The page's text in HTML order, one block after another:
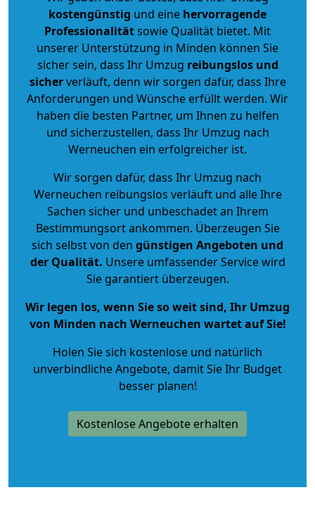
kostengünstig und eine hervorragende
Professionalitätsowie Qualität bietet. Mit
unserer Unterstützung in Minden können Sie
sicher sein, dass Ihr Umzug reibungslos und
sicherverläuft, denn wir sorgen dafür, dass Ihre
Anforderungen und Wünsche erfüllt werden. Wir
haben die besten Partner, um Ihnen zu helfen
und sicherzustellen, dass Ihr Umzug nach
Werneuchen ein erfolgreicher ist.
Wir sorgen dafür, dass Ihr Umzug nach
Werneuchen reibungslos verläuft und alle Ihre
Sachen sicher und unbeschadet an Ihrem
Bestimmungsort ankommen. Überzeugen Sie
sich selbst von den günstigen Angeboten und
der Qualität. Unsere umfassender Service wird
Sie garantiert überzeugen.
Wir legen los, wenn Sie so weit sind, Ihr Umzug
von Minden nach Werneuchen wartet auf Sie!
Holen Sie sich kostenlose und natürlich
unverbindliche Angebote, damit Sie Ihr Budget
besser planen!
Kostenlose Angebote erhalten